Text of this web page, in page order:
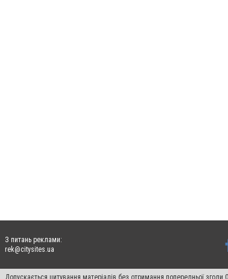
З питань реклами:
rek@citysites.ua
Допускається цитування матеріалів без отримання попередньої